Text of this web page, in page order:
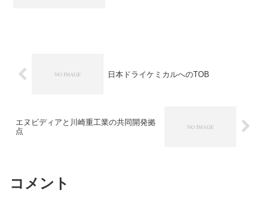
日本ドライケミカルへのTOB
エヌビディアと川崎重工業の共同開発拠
点
コメント